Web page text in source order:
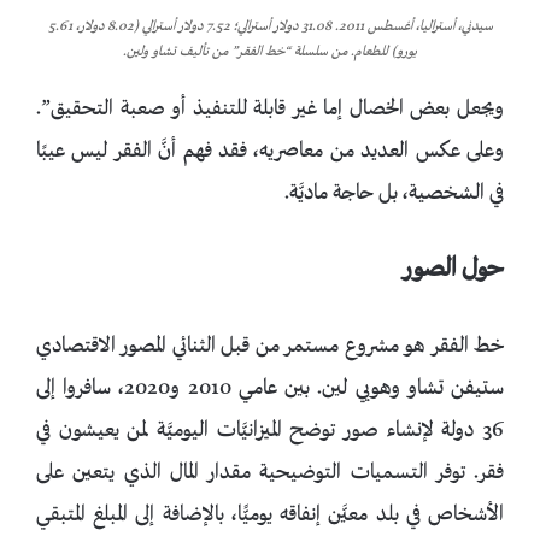
سيدني، أستراليا، أغسطس 2011. 31.08 دولار أسترالي؛ 7.52 دولار أسترالي (8.02 دولار، 5.61
يورو) للطعام. من سلسلة “خط الفقر” من تأليف تشاو ولين.
ويجعل بعض الخصال إما غير قابلة للتنفيذ أو صعبة التحقيق”.
وعلى عكس العديد من معاصريه، فقد فهم أنَّ الفقر ليس عيبًا
في الشخصية، بل حاجة ماديَّة.
حول الصور
خط الفقر هو مشروع مستمر من قبل الثنائي المصور الاقتصادي
ستيفن تشاو وهويي لين. بين عامي 2010 و2020، سافروا إلى
36 دولة لإنشاء صور توضح الميزانيَّات اليوميَّة لمن يعيشون في
فقر. توفر التسميات التوضيحية مقدار المال الذي يتعين على
الأشخاص في بلد معيَّن إنفاقه يوميًّا، بالإضافة إلى المبلغ المتبقي